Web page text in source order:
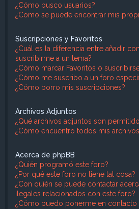
¿Cómo busco usuarios?
¿Como se puede encontrar mis
Suscripciones y Favoritos
¿Cuál es la diferencia entre añadir
suscribirme a un tema?
¿Cómo marcar Favoritos o
¿Cómo me suscribo a un foro
¿Cómo borro mis suscripciones?
Archivos Adjuntos
¿Qué archivos adjuntos son
¿Cómo encuentro todos mis
Acerca de phpBB
¿Quién programó este foro?
¿Por qué este foro no tiene tal cosa?
¿Con quién se puede contactar
ilegales relacionados con este foro?
¿Cómo puedo ponerme en contacto